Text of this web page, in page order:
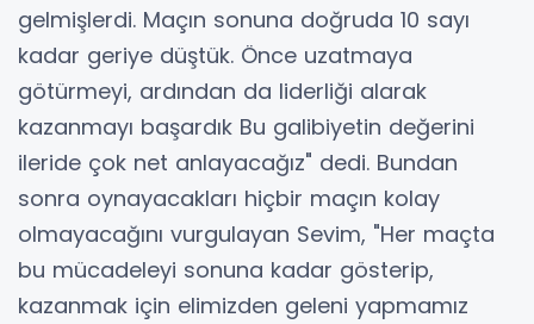
gelmişlerdi. Maçın sonuna doğruda 10 sayı
kadar geriye düştük. Önce uzatmaya
götürmeyi, ardından da liderliği alarak
kazanmayı başardık Bu galibiyetin değerini
ileride çok net anlayacağız" dedi. Bundan
sonra oynayacakları hiçbir maçın kolay
olmayacağını vurgulayan Sevim, "Her maçta
bu mücadeleyi sonuna kadar gösterip,
kazanmak için elimizden geleni yapmamız